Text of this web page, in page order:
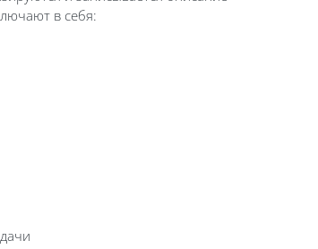
в себя: